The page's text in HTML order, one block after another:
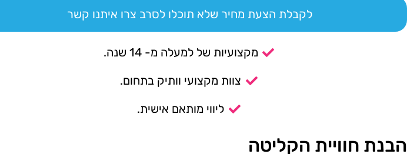
לקבלת הצעת מחיר שלא תוכלו לסרב צרו איתנו קשר
מקצועיות של למעלה מ- 14 שנה.
צוות מקצועי וותיק בתחום.
ליווי מותאם אישית.
הבנת חוויית הקליטה